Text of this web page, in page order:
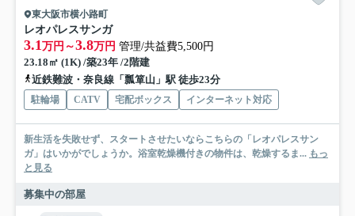
東大阪市横小路町
レオパレスサンガ
3.1 万円～3.8万円 管理/共益費5,500円
23.18㎡ (1K) /築23年 /2階建
近鉄難波・奈良線「瓢箪山」駅 徒歩23分
駐輪場 CATV 宅配ボックス インターネット対応
新生活を失敗せず、スタートさせたいならこちらの「レオパレスサン
ガ」はいかがでしょうか。浴室乾燥機付きの物件は、乾燥するま... もっ
と見る
募集中の部屋